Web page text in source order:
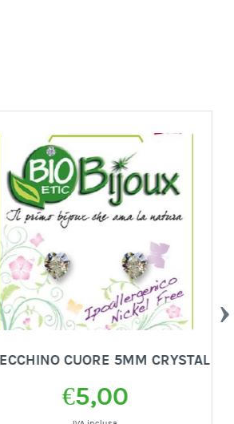
CUORE 5MM CRYSTAL
€5,00